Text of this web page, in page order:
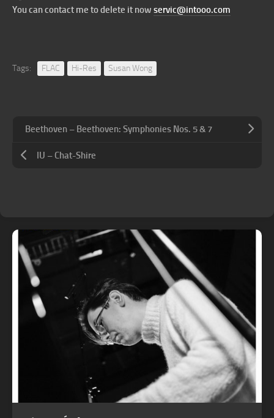
You can contact me to delete it now servic@intooo.com
Tags: FLAC Hi-Res Susan Wong
Beethoven – Beethoven: Symphonies Nos. 5 & 7
IU – Chat-Shire